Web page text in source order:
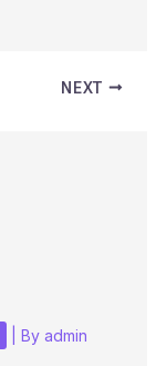
NEXT
| By admin